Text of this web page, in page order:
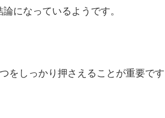
になっているようです。
をしっかり押さえることが重要です